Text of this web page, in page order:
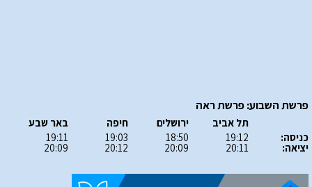
פרשת השבוע: פרשת ראה
כניסה:
יציאה:
תל אביב
19:12
20:11
ירושלים
18:50
20:09
חיפה
19:03
20:12
באר שבע
19:11
20:09